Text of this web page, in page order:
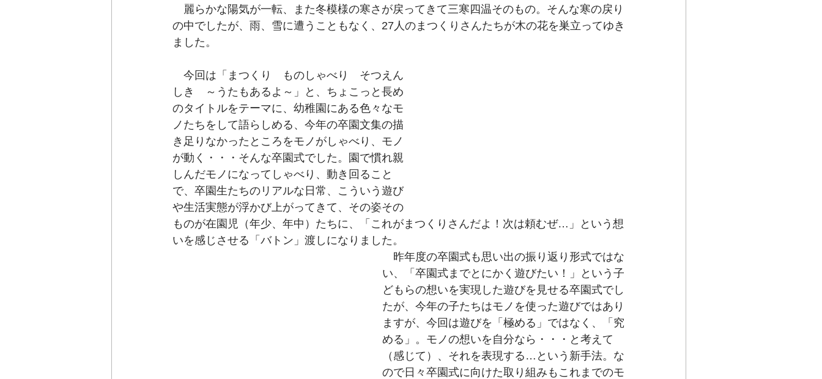
麗らかな陽気が一転、また冬模様の寒さが戻ってきて三寒四温そのもの。そんな寒の戻り
の中でしたが、雨、雪に遭うこともなく、27人のまつくりさんたちが木の花を巣立ってゆき
ました。
今回は「まつくり　ものしゃべり　そつえん
しき　～うたもあるよ～」と、ちょこっと長め
のタイトルをテーマに、幼稚園にある色々なモ
ノたちをして語らしめる、今年の卒園文集の描
き足りなかったところをモノがしゃべり、モノ
が動く・・・そんな卒園式でした。園で慣れ親
しんだモノになってしゃべり、動き回ること
で、卒園生たちのリアルな日常、こういう遊び
や生活実態が浮かび上がってきて、その姿その
ものが在園児（年少、年中）たちに、「これがまつくりさんだよ！次は頼むぜ…」という想
いを感じさせる「バトン」渡しになりました。
昨年度の卒園式も思い出の振り返り形式ではな
い、「卒園式までとにかく遊びたい！」という子
どもらの想いを実現した遊びを見せる卒園式でし
たが、今年の子たちはモノを使った遊びではあり
ますが、今回は遊びを「極める」ではなく、「究
める」。モノの想いを自分なら・・・と考えて
（感じて）、それを表現する…という新手法。な
ので日々卒園式に向けた取り組みもこれまでのモ